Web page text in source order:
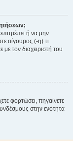
ή να μην
σίγουρος (-η) τι
τον διαχειριστή του
φορτώσει, πηγαίνετε
στην ενότητα